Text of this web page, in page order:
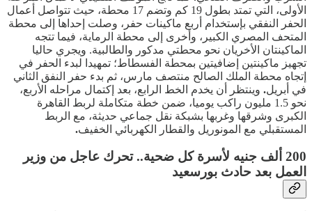
الأولى، التي تمتد بطول 19 كم وتضم 17 محطة، حيث تتواصل أعمال
الحفر النفقي بإستخدام أربع ماكينات حفر، وصلت إحداها إلى محطة
المتحف المصري الكبير، وأخرى إلى محطة الرماية، فيما تتجه
الماكينتان الأخريان نحو محطتي مدكور والطالبية. ويجري حاليا
تجهيز ماكينتين إضافيتين بمحطة الفسطاط؛ تمهيدا لبدء الحفر في
إتجاه محطة الملك الصالح منتصف مارس، ثم بدء حفر النفق الثاني
في أبريل. وينتظر أن يخدم الخط الرابع، بعد إكتمال مراحله الأربع،
نحو 1.5 مليون راكب يوميا، ضمن خطة متكاملة لربط القاهرة
الكبرى وشرقها وغربها بشبكة نقل جماعي حديثة، مع الربط
المستقبلي مع المونوريل والقطار الكهربائي الخفيف.
200 ألف جنيه لأسرة كل ضحية.. تحرك عاجل من وزير
العمل بعد حادث بورسعيد